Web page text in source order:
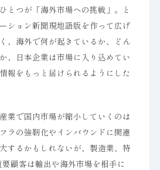
とつが「海外市場への挑戦」。と
ション新聞現地語版を作って広げ
、海外で何が起きているか、どん
、日本企業は市場に入り込めてい
報をもっと届けられるようにした
業で国内市場が縮小していくのは
ラの強靭化やインバウンドに関連
するかもしれないが、製造業、特
顧客は輸出や海外市場を相手に